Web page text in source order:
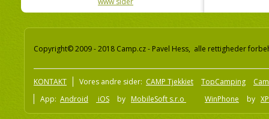
Copyright© 2009 - 2018 Camp.cz - Pavel Hess, alle rettigheder
KONTAKT Vores andre sider: CAMP Tjekkiet TopCamping
App: Android iOS by MobileSoft s.r.o WinPhone by